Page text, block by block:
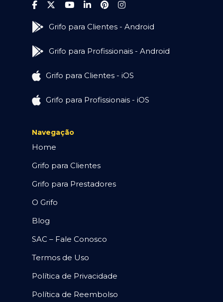
Grifo para Clientes - Android
Grifo para Profissionais - Android
Grifo para Clientes - iOS
Grifo para Profissionais - iOS
Navegação
Home
Grifo para Clientes
Grifo para Prestadores
O Grifo
Blog
SAC – Fale Conosco
Termos de Uso
Política de Privacidade
Política de Reembolso